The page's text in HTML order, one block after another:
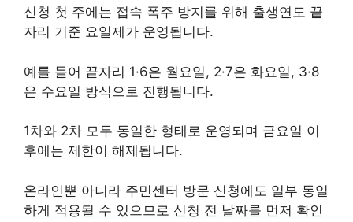
신청 첫 주에는 접속 폭주 방지를 위해 출생연도 끝
자리 기준 요일제가 운영됩니다.
예를 들어 끝자리 1·6은 월요일, 2·7은 화요일, 3·8
은 수요일 방식으로 진행됩니다.
1차와 2차 모두 동일한 형태로 운영되며 금요일 이
후에는 제한이 해제됩니다.
온라인뿐 아니라 주민센터 방문 신청에도 일부 동일
하게 적용될 수 있으므로 신청 전 날짜를 먼저 확인